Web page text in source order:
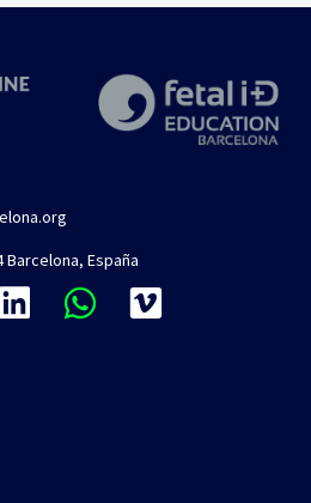
de médicos-matronas.
VER DETALLES